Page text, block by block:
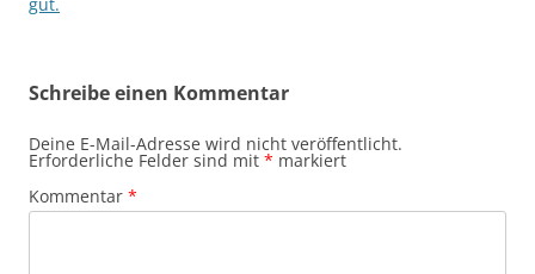
Schreibe einen Kommentar
Deine E-Mail-Adresse wird nicht veröffentlicht.
Erforderliche Felder sind mit * markiert
Kommentar *